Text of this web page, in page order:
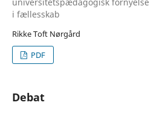
universitetspædagogisk fornyelse
i fællesskab
Rikke Toft Nørgård
PDF
Debat